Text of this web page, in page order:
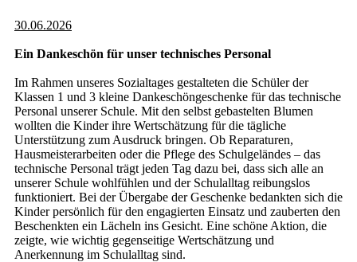
30.06.2026
Ein Dankeschön für unser technisches Personal
Im Rahmen unseres Sozialtages gestalteten die Schüler der
Klassen 1 und 3 kleine Dankeschöngeschenke für das technische
Personal unserer Schule. Mit den selbst gebastelten Blumen
wollten die Kinder ihre Wertschätzung für die tägliche
Unterstützung zum Ausdruck bringen. Ob Reparaturen,
Hausmeisterarbeiten oder die Pflege des Schulgeländes – das
technische Personal trägt jeden Tag dazu bei, dass sich alle an
unserer Schule wohlfühlen und der Schulalltag reibungslos
funktioniert. Bei der Übergabe der Geschenke bedankten sich die
Kinder persönlich für den engagierten Einsatz und zauberten den
Beschenkten ein Lächeln ins Gesicht. Eine schöne Aktion, die
zeigte, wie wichtig gegenseitige Wertschätzung und
Anerkennung im Schulalltag sind.